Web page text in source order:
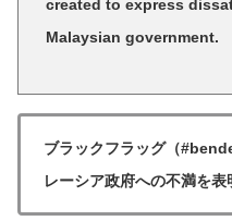
created to express
Malaysian government.
ブラックフラッグ（
レーシア政府への不満を表